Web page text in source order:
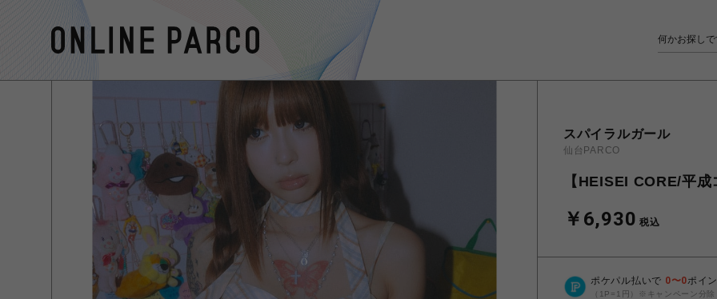
スパイラルガール
仙台PARCO
【HEISEI CORE/平
￥6,930 税込
ポケパル払いで 0〜0ポイ
（1P=1円）※キャンペーン分除